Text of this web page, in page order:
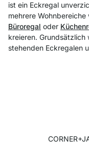
ist ein Eckregal
mehrere
Büroregal oder
kreieren.
stehenden Eckregalen